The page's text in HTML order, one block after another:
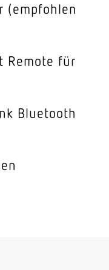
(empfohlen
Remote für
Bluetooth